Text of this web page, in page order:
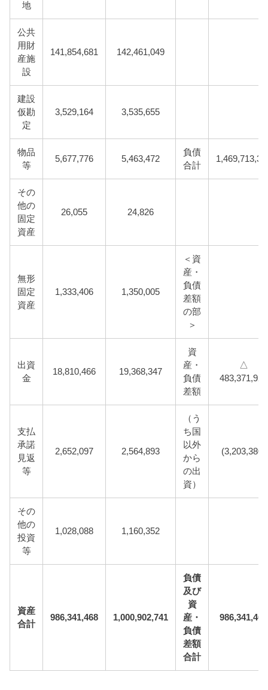
地
公共
用財
産施
設
141,854,681 142,461,049
建設
仮勘
定
3,529,164 3,535,655
物品
等
5,677,776 5,463,472
負債
合計
その
他の
固定
資産
26,055 24,826
無形
固定
資産
1,333,406 1,350,005
＜資
産・
負債
差額
の部
＞
出資
金
18,810,466 19,368,347
資
産・
負債
差額
△
483,371,923
支払
承諾
見返
等
2,652,097 2,564,893
（う
ち国
以外
から
の出
資）
(3,203,380)
その
他の
投資
等
1,028,088 1,160,352
資産
合計
986,341,468 1,000,902,741
負債
及び
資
産・
負債
差額
合計
986,341,468